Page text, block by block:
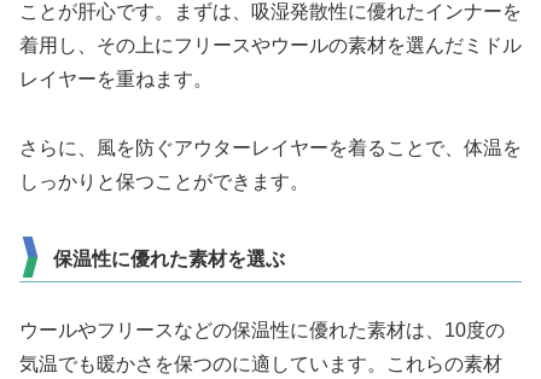
ことが肝心です。まずは、吸湿発散性に優れたインナーを
着用し、その上にフリースやウールの素材を選んだミドル
レイヤーを重ねます。
さらに、風を防ぐアウターレイヤーを着ることで、体温を
しっかりと保つことができます。
保温性に優れた素材を選ぶ
ウールやフリースなどの保温性に優れた素材は、10度の
気温でも暖かさを保つのに適しています。これらの素材